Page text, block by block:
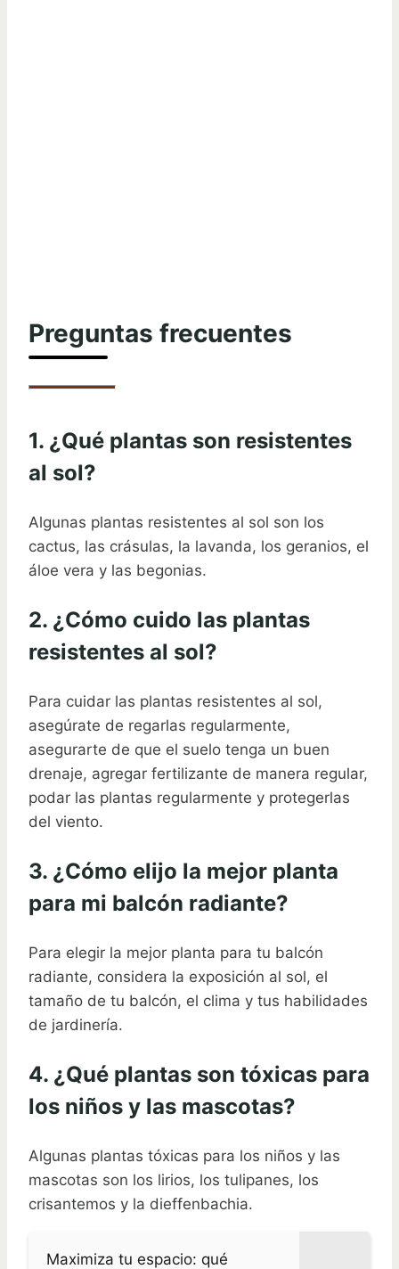
Preguntas frecuentes
1. ¿Qué plantas son resistentes
al sol?
Algunas plantas resistentes al sol son los
cactus, las crásulas, la lavanda, los geranios, el
áloe vera y las begonias.
2. ¿Cómo cuido las plantas
resistentes al sol?
Para cuidar las plantas resistentes al sol,
asegúrate de regarlas regularmente,
asegurarte de que el suelo tenga un buen
drenaje, agregar fertilizante de manera regular,
podar las plantas regularmente y protegerlas
del viento.
3. ¿Cómo elijo la mejor planta
para mi balcón radiante?
Para elegir la mejor planta para tu balcón
radiante, considera la exposición al sol, el
tamaño de tu balcón, el clima y tus habilidades
de jardinería.
4. ¿Qué plantas son tóxicas para
los niños y las mascotas?
Algunas plantas tóxicas para los niños y las
mascotas son los lirios, los tulipanes, los
crisantemos y la dieffenbachia.
Maximiza tu espacio: qué